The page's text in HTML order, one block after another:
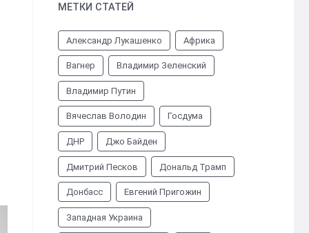
МЕТКИ СТАТЕЙ
Александр Лукашенко Африка
Вагнер Владимир Зеленский
Владимир Путин
Вячеслав Володин Госдума
ДНР Джо Байден
Дмитрий Песков Дональд Трамп
Донбасс Евгений Пригожин
Западная Украина